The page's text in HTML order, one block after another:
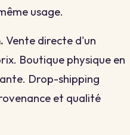
usage.
Vente directe d'un
Boutique physique en
Drop-shipping
et qualité